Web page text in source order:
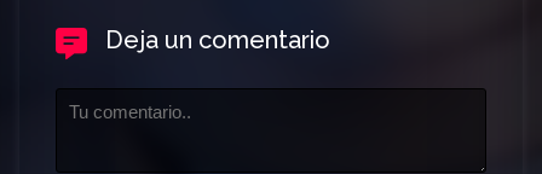
Deja un comentario